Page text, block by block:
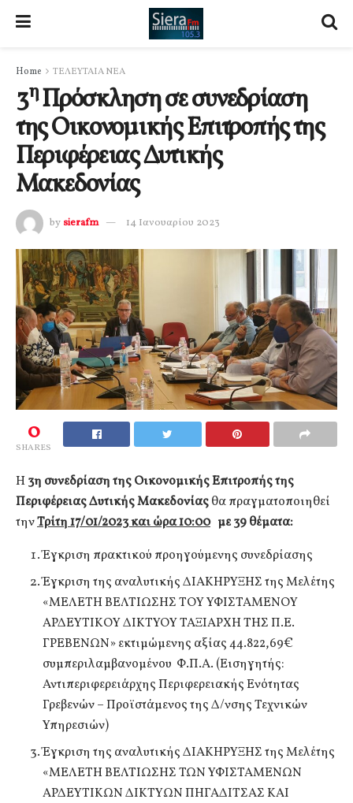
Home ΤΕΛΕΥΤΑΙΑ ΝΕΑ
3ηΠρόσκληση σε συνεδρίαση
της Οικονομικής Επιτροπής της
Περιφέρειας Δυτικής
Μακεδονίας
by sierafm 14 Ιανουαρίου 2023
0
SHARES
Η3η συνεδρίαση της Οικονομικής Επιτροπής της
Περιφέρειας Δυτικής Μακεδονίαςθα πραγματοποιηθεί
τηνΤρίτη 17/01/2023 και ώρα 10:00 με 39 θέματα:
Έγκριση πρακτικού προηγούμενης συνεδρίασης
Έγκριση της αναλυτικής ΔΙΑΚΗΡΥΞΗΣ της Μελέτης
«ΜΕΛΕΤΗ ΒΕΛΤΙΩΣΗΣ ΤΟΥ ΥΦΙΣΤΑΜΕΝΟΥ
ΑΡΔΕΥΤΙΚΟΥ ΔΙΚΤΥΟΥ ΤΑΞΙΑΡΧΗ ΤΗΣ Π.Ε.
ΓΡΕΒΕΝΩΝ» εκτιμώμενης αξίας 44.822,69€
συμπεριλαμβανομένου Φ.Π.Α. (Εισηγητής:
Αντιπεριφερειάρχης Περιφερειακής Ενότητας
Γρεβενών – Προϊστάμενος της Δ/νσης Τεχνικών
Υπηρεσιών)
Έγκριση της αναλυτικής ΔΙΑΚΗΡΥΞΗΣ της Μελέτης
«ΜΕΛΕΤΗ ΒΕΛΤΙΩΣΗΣ ΤΩΝ ΥΦΙΣΤΑΜΕΝΩΝ
ΑΡΔΕΥΤΙΚΩΝ ΔΙΚΤΥΩΝ ΠΗΓΑΔΙΤΣΑΣ ΚΑΙ